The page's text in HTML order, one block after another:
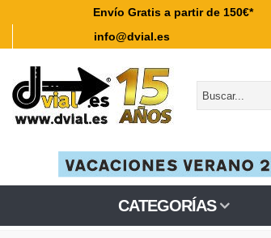
Envío Gratis a partir de 150€*
info@dvial.es
CATEGORÍAS